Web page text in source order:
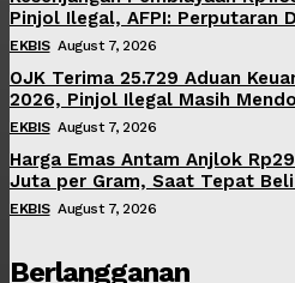
Pinjol Ilegal, AFPI: Perputaran
EKBIS August 7, 2026
OJK Terima 25.729 Aduan
2026, Pinjol Ilegal Masih
EKBIS August 7, 2026
Harga Emas Antam Anjlok
Juta per Gram, Saat Tepat
EKBIS August 7, 2026
Berlangganan